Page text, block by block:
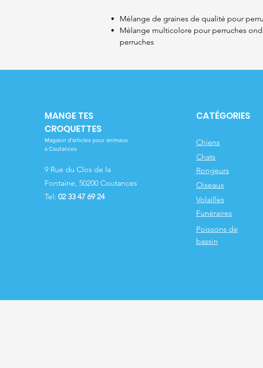
Mélange de graines de qualité pour
Mélange multicolore pour perruches
perruches
MANGE TES
CROQUETTES
Magasin d'articles pour animaux
à Coutances
9 Rue du Clos de la
Fontaine, 50200 Coutances
Tel:02 33 47 69 24
CATÉGORIES
Chiens
Chats
Rongeurs
Oiseaux
Volailles
Funéraires
Poissons de
bassin